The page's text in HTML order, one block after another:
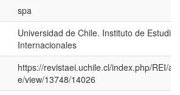
spa
Universidad de Chile. Instituto de Estudios
Internacionales
https://revistaei.uchile.cl/index.php/REI/
e/view/13748/14026